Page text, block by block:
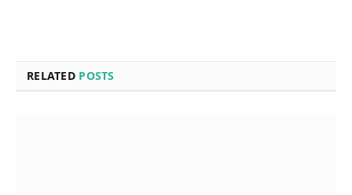
RELATED POSTS